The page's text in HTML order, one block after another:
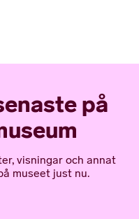
på
visningar och annat
museet just nu.